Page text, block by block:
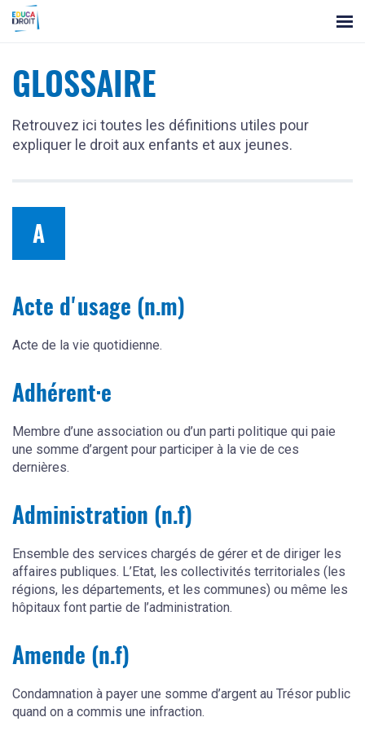
Panneau
les
GLOSSAIRE
Retrouvez ici toutes les définitions utiles pour
expliquer le droit aux enfants et aux jeunes.
A
Acte d'usage (n.m)
Acte de la vie quotidienne.
Adhérent·e
Membre d’une association ou d’un parti politique qui paie
une somme d’argent pour participer à la vie de ces
dernières.
Administration (n.f)
Ensemble des services chargés de gérer et de diriger les
affaires publiques. L’Etat, les collectivités territoriales (les
régions, les départements, et les communes) ou même les
hôpitaux font partie de l’administration.
Amende (n.f)
Condamnation à payer une somme d’argent au Trésor public
quand on a commis une infraction.